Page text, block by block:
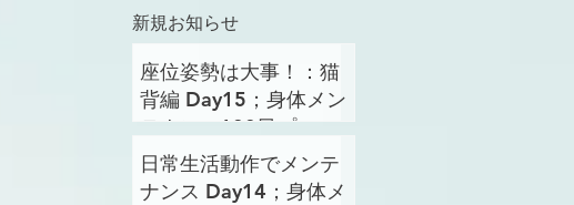
新規お知らせ
座位姿勢は大事！：猫
背編 Day15；身体メン
テナンス100日プロジ
ェクト
日常生活動作でメンテ
ナンス Day14；身体メ